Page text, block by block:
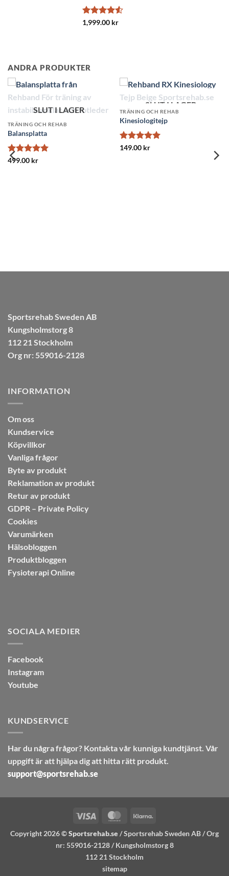
Betygsatt
1,999.00 kr
ANDRA PRODUKTER
Sportsrehab Sweden AB
Kungsholmstorg 8
112 21 Stockholm
Org nr: 559016-2128
INFORMATION
Om oss
Kundservice
Köpvillkor
Vanliga frågor
Byte av produkt
Reklamation av produkt
Retur av produkt
GDPR – Private Policy
Cookies
Varumärken
Hälsobloggen
Produktbloggen
Fysioterapi Online
SOCIALA MEDIER
Facebook
Instagram
Youtube
KUNDSERVICE
Har du några frågor? Kontakta vår kunniga kundtjänst. Vår
uppgift är att hjälpa dig att hitta rätt produkt.
support@sportsrehab.se
Visa MasterCard
Copyright 2026 ©Sportsrehab.se / Sportsrehab Sweden AB / Org
nr: 559016-2128 / Kungsholmstorg 8
112 21 Stockholm
sitemap